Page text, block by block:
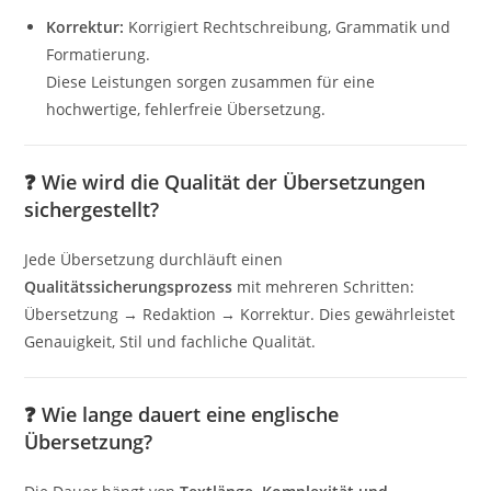
Korrektur: Korrigiert Rechtschreibung, Grammatik und
Formatierung.
Diese Leistungen sorgen zusammen für eine
hochwertige, fehlerfreie Übersetzung.
❓Wie wird die Qualität der Übersetzungen
sichergestellt?
Jede Übersetzung durchläuft einen
Qualitätssicherungsprozess mit mehreren Schritten:
Übersetzung → Redaktion → Korrektur. Dies gewährleistet
Genauigkeit, Stil und fachliche Qualität.
❓Wie lange dauert eine englische
Übersetzung?